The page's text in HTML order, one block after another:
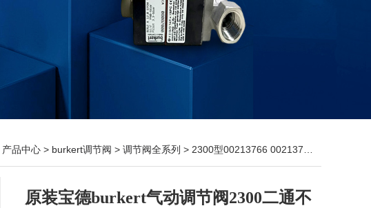
产品中心 > burkert调节阀 > 调节阀全系列 > 2300型00213766 00213763原装宝德burkert气动调节阀2300二通不锈钢
原装宝德burkert气动调节阀2300二通不